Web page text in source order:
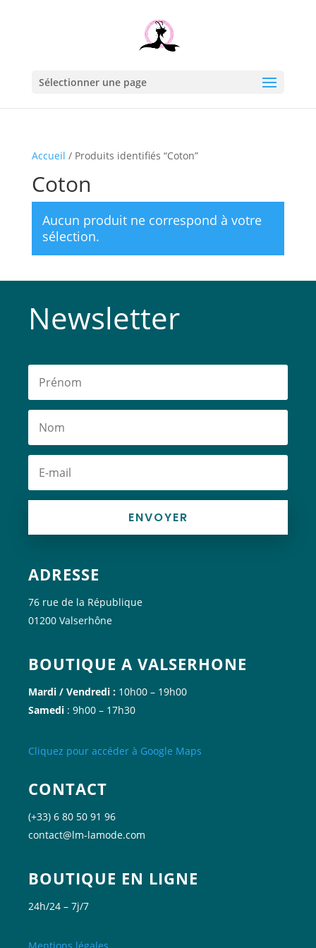
Sélectionner une page
Accueil / Produits identifiés “Coton”
Coton
Aucun produit ne correspond à votre
sélection.
Newsletter
ENVOYER
ADRESSE
76 rue de la République
01200 Valserhône
BOUTIQUE A VALSERHONE
Mardi / Vendredi : 10h00 – 19h00
Samedi : 9h00 – 17h30
Cliquez pour accéder à Google Maps
CONTACT
(+33) 6 80 50 91 96
contact@lm-lamode.com
BOUTIQUE EN LIGNE
24h/24 – 7j/7
Mentions légales